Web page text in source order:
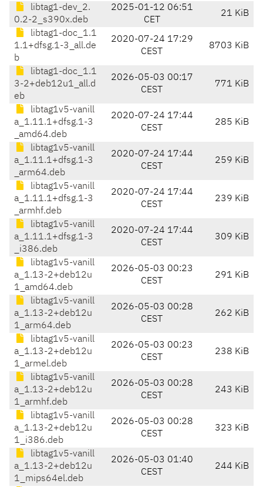
libtag1-dev_2.
0.2-2_s390x.deb
2025-01-12 06:51
CET
21 KiB
libtag1-doc_1.1
1.1+dfsg.1-3_all.de
b
2020-07-24 17:29
CEST
8703 KiB
libtag1-doc_1.1
3-2+deb12u1_all.d
eb
2026-05-03 00:17
CEST
771 KiB
libtag1v5-vanill
a_1.11.1+dfsg.1-3
_amd64.deb
2020-07-24 17:44
CEST
285 KiB
libtag1v5-vanill
a_1.11.1+dfsg.1-3
_arm64.deb
2020-07-24 17:44
CEST
259 KiB
libtag1v5-vanill
a_1.11.1+dfsg.1-3
_armhf.deb
2020-07-24 17:44
CEST
239 KiB
libtag1v5-vanill
a_1.11.1+dfsg.1-3
_i386.deb
2020-07-24 17:44
CEST
309 KiB
libtag1v5-vanill
a_1.13-2+deb12u
1_amd64.deb
2026-05-03 00:23
CEST
291 KiB
libtag1v5-vanill
a_1.13-2+deb12u
1_arm64.deb
2026-05-03 00:28
CEST
262 KiB
libtag1v5-vanill
a_1.13-2+deb12u
1_armel.deb
2026-05-03 00:23
CEST
238 KiB
libtag1v5-vanill
a_1.13-2+deb12u
1_armhf.deb
2026-05-03 00:28
CEST
243 KiB
libtag1v5-vanill
a_1.13-2+deb12u
1_i386.deb
2026-05-03 00:28
CEST
323 KiB
libtag1v5-vanill
a_1.13-2+deb12u
1_mips64el.deb
2026-05-03 01:40
CEST
244 KiB